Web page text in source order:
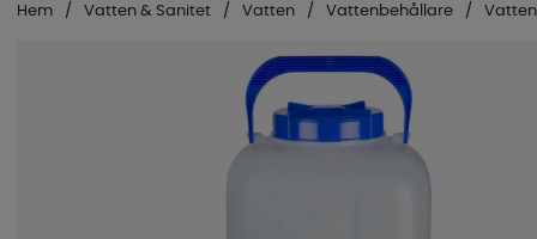
Hem Vatten & Sanitet Vatten Vattenbehållare